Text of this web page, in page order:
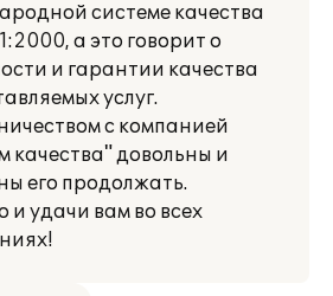
системе качества
а это говорит о
и гарантии качества
услуг.
с компанией
качества" довольны и
его продолжать.
и удачи вам во всех